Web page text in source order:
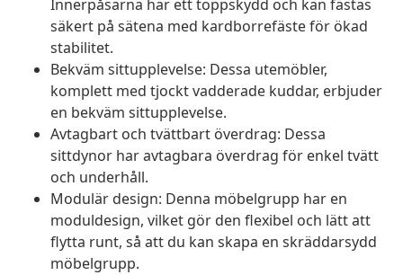
Innerpåsarna har ett toppskydd och kan fästas
säkert på sätena med kardborrefäste för ökad
stabilitet.
Bekväm sittupplevelse: Dessa utemöbler,
komplett med tjockt vadderade kuddar, erbjuder
en bekväm sittupplevelse.
Avtagbart och tvättbart överdrag: Dessa
sittdynor har avtagbara överdrag för enkel tvätt
och underhåll.
Modulär design: Denna möbelgrupp har en
moduldesign, vilket gör den flexibel och lätt att
flytta runt, så att du kan skapa en skräddarsydd
möbelgrupp.